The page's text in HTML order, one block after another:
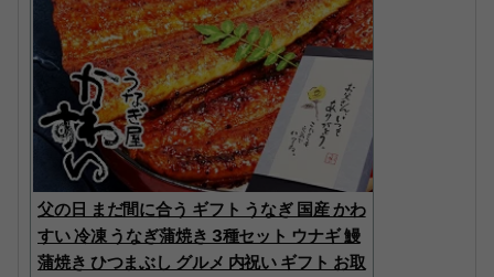
父の日 まだ間に合う ギフト うなぎ 国産 かわ
すい 冷凍 うなぎ蒲焼き 3種セット ウナギ 鰻
蒲焼き ひつまぶし グルメ 内祝い ギフト お取